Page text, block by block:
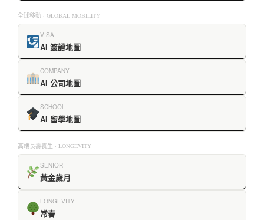
全球移動 · GLOBAL MOBILITY
VISA
AI 簽證地圖
COMPANY
AI 公司地圖
SCHOOL
AI 留學地圖
高端長壽養生 · LONGEVITY
SENIOR
黃金歲月
LONGEVITY
常春